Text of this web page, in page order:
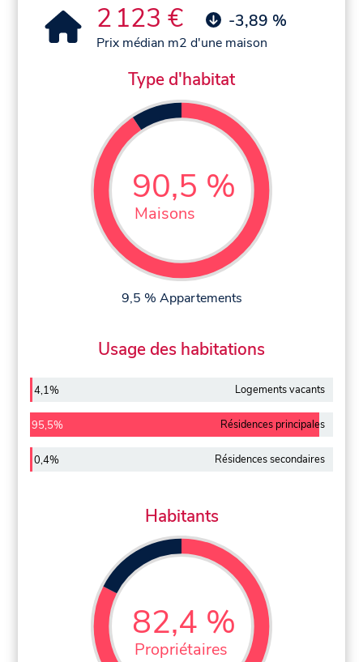
2 123 € -3,89 %
Prix médian m2 d'une maison
Type d'habitat
90,5 %
Maisons
9,5 % Appartements
Usage des habitations
4,1% Logements vacants
95,5% Résidences principales
0,4% Résidences secondaires
Habitants
82,4 %
Propriétaires